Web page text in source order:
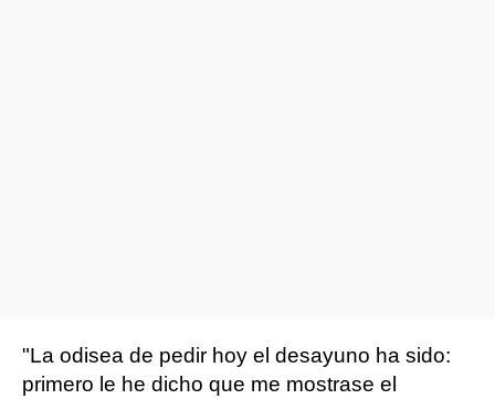
"La odisea de pedir hoy el desayuno ha sido:
primero le he dicho que me mostrase el